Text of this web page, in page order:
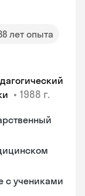
лет опыта
• 1988 г.
с учениками